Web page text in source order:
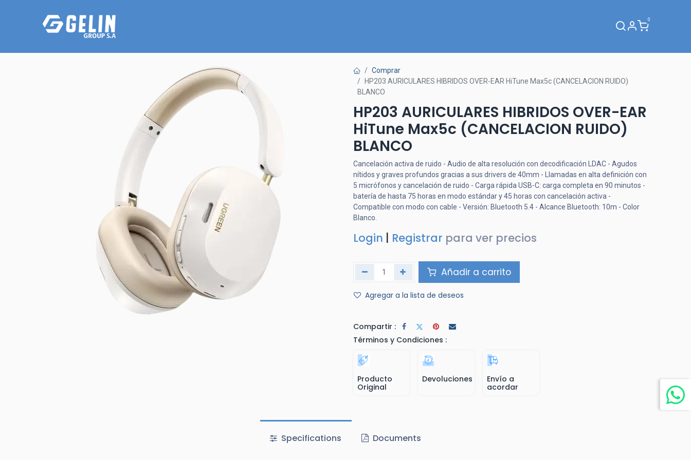
0
Comprar
HP203 AURICULARES HIBRIDOS OVER-EAR HiTune Max5c (CANCELACION RUIDO)
BLANCO
HP203 AURICULARES HIBRIDOS OVER-EAR
HiTune Max5c (CANCELACION RUIDO)
BLANCO
Cancelación activa de ruido - Audio de alta resolución con decodificación LDAC - Agudos
nítidos y graves profundos gracias a sus drivers de 40mm - Llamadas en alta definición con
5 micrófonos y cancelación de ruido - Carga rápida USB-C: carga completa en 90 minutos -
batería de hasta 75 horas en modo estándar y 45 horas con cancelación activa -
Compatible con modo con cable - Versión: Bluetooth 5.4 - Alcance Bluetooth: 10m - Color
Blanco.
Login Registrar para ver precios
Añadir a carrito
Agregar a la lista de deseos
Compartir :
Términos y Condiciones :
Producto
Original
Devoluciones
Envío a
acordar
Specifications Documents